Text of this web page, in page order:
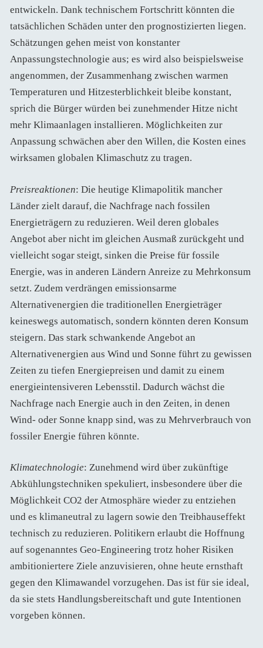
entwickeln. Dank technischem Fortschritt könnten die
tatsächlichen Schäden unter den prognostizierten liegen.
Schätzungen gehen meist von konstanter
Anpassungstechnologie aus; es wird also beispielsweise
angenommen, der Zusammenhang zwischen warmen
Temperaturen und Hitzesterblichkeit bleibe konstant,
sprich die Bürger würden bei zunehmender Hitze nicht
mehr Klimaanlagen installieren. Möglichkeiten zur
Anpassung schwächen aber den Willen, die Kosten eines
wirksamen globalen Klimaschutz zu tragen.
Preisreaktionen: Die heutige Klimapolitik mancher
Länder zielt darauf, die Nachfrage nach fossilen
Energieträgern zu reduzieren. Weil deren globales
Angebot aber nicht im gleichen Ausmaß zurückgeht und
vielleicht sogar steigt, sinken die Preise für fossile
Energie, was in anderen Ländern Anreize zu Mehrkonsum
setzt. Zudem verdrängen emissionsarme
Alternativenergien die traditionellen Energieträger
keineswegs automatisch, sondern könnten deren Konsum
steigern. Das stark schwankende Angebot an
Alternativenergien aus Wind und Sonne führt zu gewissen
Zeiten zu tiefen Energiepreisen und damit zu einem
energieintensiveren Lebensstil. Dadurch wächst die
Nachfrage nach Energie auch in den Zeiten, in denen
Wind- oder Sonne knapp sind, was zu Mehrverbrauch von
fossiler Energie führen könnte.
Klimatechnologie: Zunehmend wird über zukünftige
Abkühlungstechniken spekuliert, insbesondere über die
Möglichkeit CO2 der Atmosphäre wieder zu entziehen
und es klimaneutral zu lagern sowie den Treibhauseffekt
technisch zu reduzieren. Politikern erlaubt die Hoffnung
auf sogenanntes Geo-Engineering trotz hoher Risiken
ambitioniertere Ziele anzuvisieren, ohne heute ernsthaft
gegen den Klimawandel vorzugehen. Das ist für sie ideal,
da sie stets Handlungsbereitschaft und gute Intentionen
vorgeben können.